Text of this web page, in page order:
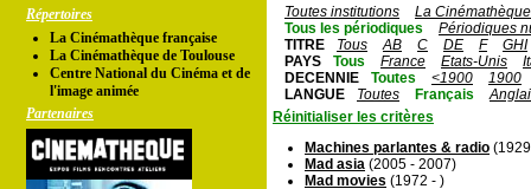
Répertoires
La Cinémathèque française
La Cinémathèque de Toulouse
Centre National du Cinéma et de
l'image animée
Partenaires
Toutes institutions
La
Tous les périodiques
Périodiques
TITRE
Tous AB C DE F
GHI
PAYS
Tous France Etats-Unis
DECENNIE
Toutes <1900
1900
LANGUE
Toutes Français
Réinitialiser les critères
Machines parlantes & radio
Mad asia (2005 - 2007)
Mad movies (1972 - )